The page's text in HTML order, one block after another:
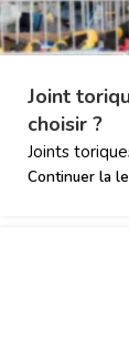
Joint
choisir ?
Joints
Continuer la